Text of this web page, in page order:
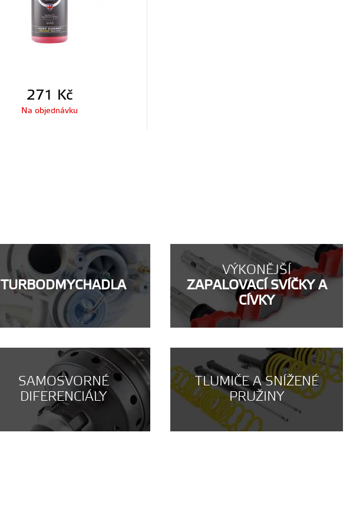
271 Kč
Na objednávku
TURBODMYCHADLA
VÝKONĚJŠÍ
ZAPALOVACÍ SVÍČKY A
CÍVKY
SAMOSVORNÉ
DIFERENCIÁLY
TLUMIČE A SNÍŽENÉ
PRUŽINY